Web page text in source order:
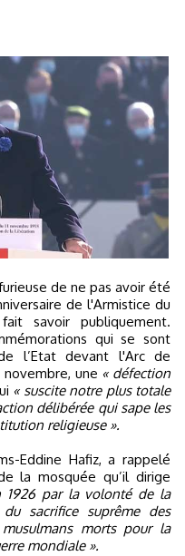
de l'Armistice du
savoir publiquement.
qui se sont
l’Etat devant l'Arc de
novembre, une « défection
« suscite notre plus totale
délibérée qui sape les
religieuse ».
Eddine Hafiz, a rappelé
la mosquée qu’il dirige
1926 par la volonté de la
sacrifice suprême des
morts pour la
mondiale ».